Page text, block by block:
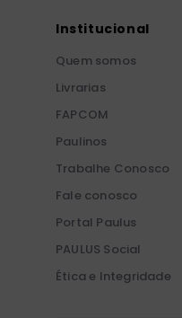
Institucional
Quem somos
Livrarias
FAPCOM
Paulinos
Trabalhe Conosco
Fale conosco
Portal Paulus
PAULUS Social
Ética e Integridade